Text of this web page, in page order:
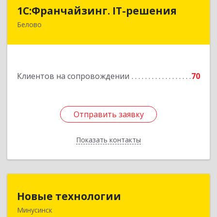
1С:Франчайзинг. IT-решения
Белово
Клиентов на сопровождении 70
Отправить заявку
Показать контакты
1С:Франчайзинг. IT-решения
Отправить заявку
Назад
Новые технологии
Минусинск662606, Красноярский край, Минусинск г,